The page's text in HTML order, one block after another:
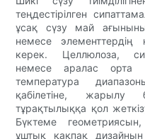
теңдестірілген
ұсақ сүзу май
немесе элементтердің
керек. Целлюлоза,
немесе аралас орта
температура
қабілетіне, жарылу
тұрақтылыққа қол
Бүктеме
ұштық қақпақ